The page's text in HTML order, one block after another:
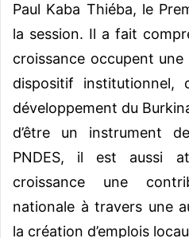
Paul Kaba Thiéba, le
la session. Il a fait
croissance occupent
dispositif
développement du
d’être un instrument
PNDES, il est aussi
croissance une
nationale à travers une
la création d’emplois